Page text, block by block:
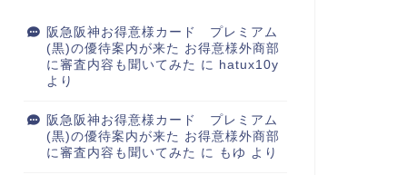
阪急阪神お得意様カード プレミアム
(黒)の優待案内が来た お得意様外商部
に審査内容も聞いてみた に hatux10y
より
阪急阪神お得意様カード プレミアム
(黒)の優待案内が来た お得意様外商部
に審査内容も聞いてみた に もゆ より